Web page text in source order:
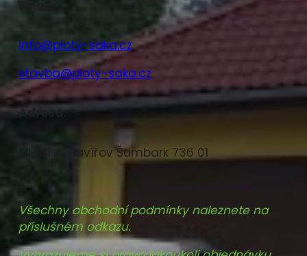
info@ploty-saka.cz
stavba@ploty-saka.cz
Adresa:
Mládí 4, Havířov Šumbark 736 01
Všechny obchodní podmínky naleznete na
příslušném odkazu.